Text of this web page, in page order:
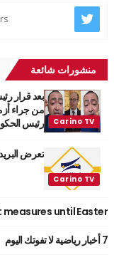
منشورات شائعة
بعد قرار
من جراء
رئيس
تعرض
until Easter
7 أخبار رياضية لا تفوتك اليوم